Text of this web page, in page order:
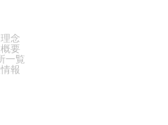
念
要
一覧
報